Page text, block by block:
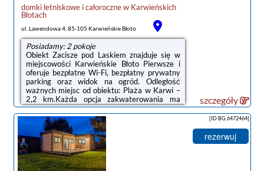
domki letniskowe i całorocznew Karwieńskich
Błotach
ul. Lawendowa 4, 85-105 Karwieńskie Błoto
Posiadamy: 2 pokoje
Obiekt Zacisze pod Laskiem znajduje się w
miejscowości Karwieńskie Błoto Pierwsze i
oferuje bezpłatne Wi-Fi, bezpłatny prywatny
parking oraz widok na ogród. Odległość
ważnych miejsc od obiektu: Plaża w Karwi –
2,2 km.Każda opcja zakwaterowania ma
taras i wyposażona jest w telewizor z płaskim
ekranem. We wszystkich opcjach znajduje się
kuchnia z pełnym wyposażeniem, w tym
lodówką, jak również część wypoczynkowa z
rozkładaną sofą oraz prywatna łazienka z
wanną lub prysznicem. Wyposażenie
obejmuje również piekarnik, płytę kuchenną,
szczegóły
[ID BG.6472464]
rezerwuj